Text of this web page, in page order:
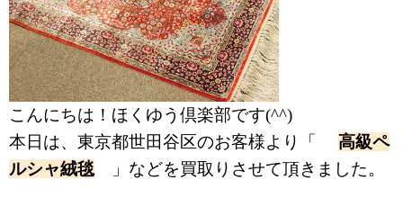
こんにちは！ほくゆう倶楽部です(^^)
本日は、東京都世田谷区のお客様より「 高級ペ
ルシャ絨毯」などを買取りさせて頂きました。